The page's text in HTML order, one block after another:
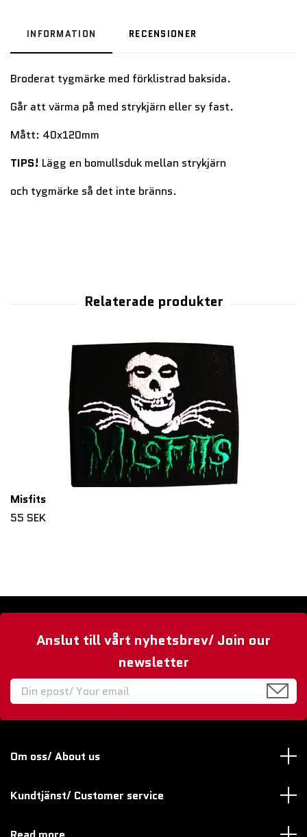
INFORMATION RECENSIONER
Broderat tygmärke med förklistrad baksida.
Går att värma på med strykjärn eller sy fast.
Mått: 40x120mm
TIPS! Lägg en bomullsduk mellan strykjärn
och tygmärke så det inte bränns.
Misfits
55 SEK
Anslut till vårt nyhetsbrev/ Join our
newsletter
Om oss/ About us
Kundtjänst/ Customer service